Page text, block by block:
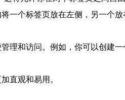
个标签页放在左侧，另一个放
和访问。例如，你可以创建
直观和易用。